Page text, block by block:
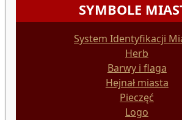
SYMBOLE
System Identyfikacji
Herb
Barwy i flaga
Hejnał miasta
Pieczęć
Logo